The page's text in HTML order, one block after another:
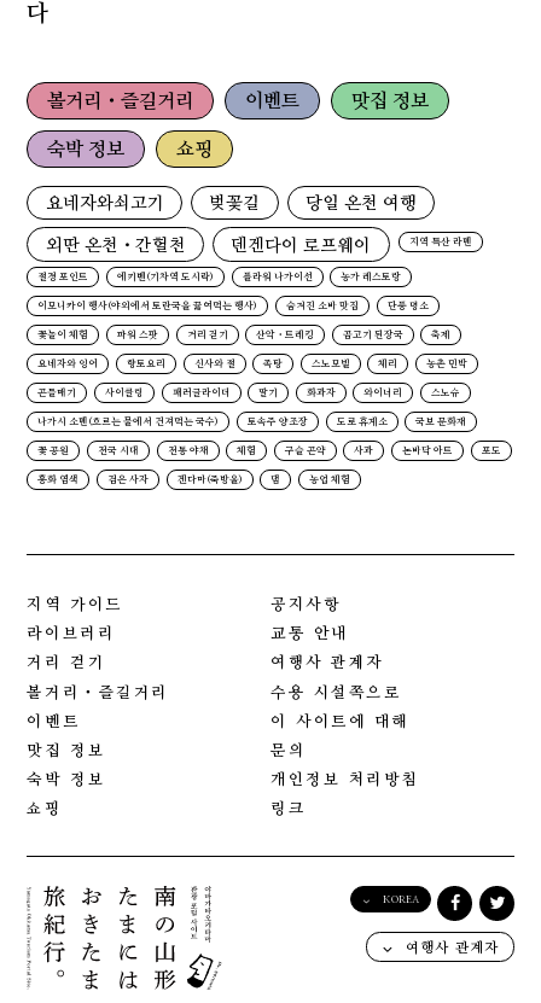
다
볼거리・즐길거리 이벤트 맛집 정보
숙박 정보 쇼핑
요네자와쇠고기 벚꽃길 당일 온천 여행
외딴 온천・간헐천 덴겐다이 로프웨이 지역 특산 라멘
절경 포인트 에키벤(기차역 도시락) 플라워 나가이선 농가 레스토랑
이모니카이 행사(야외에서 토란국을 끓여먹는 행사) 숨겨진 소바 맛집 단풍 명소
꽃놀이 체험 파워 스팟 거리 걷기 산악・트레킹 곰고기 된장국 축제
요네자와 잉어 향토요리 신사와 절 족탕 스노모빌 체리 농촌 민박
곤들매기 사이클링 패러글라이더 딸기 화과자 와이너리 스노슈
나가시 소멘(흐르는 물에서 건져먹는 국수) 토속주 양조장 도로 휴게소 국보 문화재
꽃 공원 전국 시대 전통 야채 체험 구슬 곤약 사과 논바닥 아트 포도
홍화 염색 검은 사자 겐다마(죽방울) 댐 농업 체험
지역 가이드
라이브러리
거리 걷기
볼거리・즐길거리
이벤트
맛집 정보
숙박 정보
쇼핑
공지사항
교통 안내
여행사 관계자
수용 시설쪽으로
이 사이트에 대해
문의
개인정보 처리방침
링크
KOREA
English
여행사 관계자